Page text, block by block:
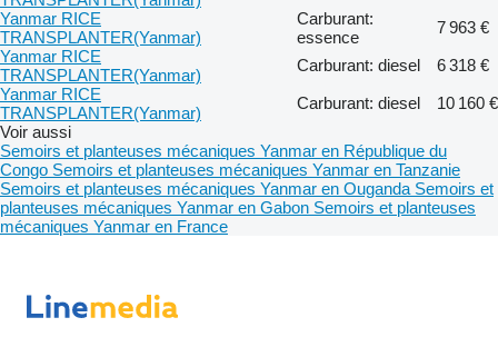
Yanmar RICE
TRANSPLANTER(Yanmar)
Carburant:
essence
7 963 €
Yanmar RICE
TRANSPLANTER(Yanmar)
Carburant: diesel
6 318 €
Yanmar RICE
TRANSPLANTER(Yanmar)
Carburant: diesel
10 160 €
Voir aussi
Semoirs et planteuses mécaniques Yanmar en République du
Congo Semoirs et planteuses mécaniques Yanmar en Tanzanie
Semoirs et planteuses mécaniques Yanmar en Ouganda Semoirs et
planteuses mécaniques Yanmar en Gabon Semoirs et planteuses
mécaniques Yanmar en France